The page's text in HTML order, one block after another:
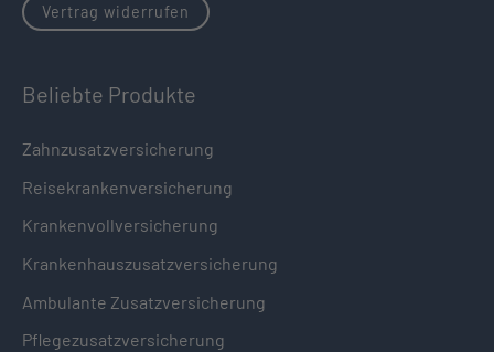
Vertrag widerrufen
Beliebte Produkte
Zahnzusatzversicherung
Reisekrankenversicherung
Krankenvollversicherung
Krankenhauszusatzversicherung
Ambulante Zusatzversicherung
Pflegezusatzversicherung